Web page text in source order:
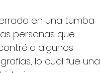
en una tumba
personas que
a algunos
lo cual fue una